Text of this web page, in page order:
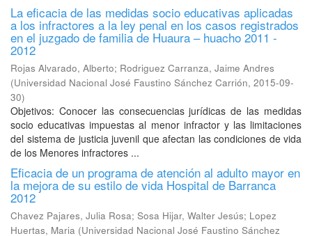
La eficacia de las medidas socio educativas aplicadas
a los infractores a la ley penal en los casos registrados
en el juzgado de familia de Huaura – huacho 2011 -
2012
Rojas Alvarado, Alberto; Rodriguez Carranza, Jaime Andres
(Universidad Nacional José Faustino Sánchez Carrión, 2015-09-
30)
Objetivos: Conocer las consecuencias jurídicas de las medidas
socio educativas impuestas al menor infractor y las limitaciones
del sistema de justicia juvenil que afectan las condiciones de vida
de los Menores infractores ...
Eficacia de un programa de atención al adulto mayor en
la mejora de su estilo de vida Hospital de Barranca
2012
Chavez Pajares, Julia Rosa; Sosa Hijar, Walter Jesús; Lopez
Huertas, Maria (Universidad Nacional José Faustino Sánchez